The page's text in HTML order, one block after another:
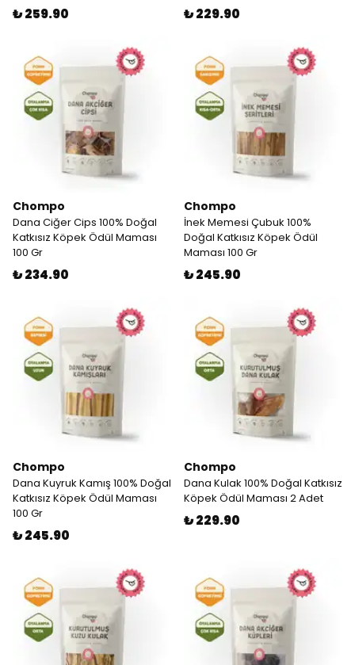
₺ 259.90 ₺ 229.90
Chompo
Dana Ciğer Cips 100% Doğal
Katkısız Köpek Ödül Maması
100 Gr
₺ 234.90
Chompo
İnek Memesi Çubuk 100%
Doğal Katkısız Köpek Ödül
Maması 100 Gr
₺ 245.90
Chompo
Dana Kuyruk Kamış 100% Doğal
Katkısız Köpek Ödül Maması
100 Gr
₺ 245.90
Chompo
Dana Kulak 100% Doğal Katkısız
Köpek Ödül Maması 2 Adet
₺ 229.90